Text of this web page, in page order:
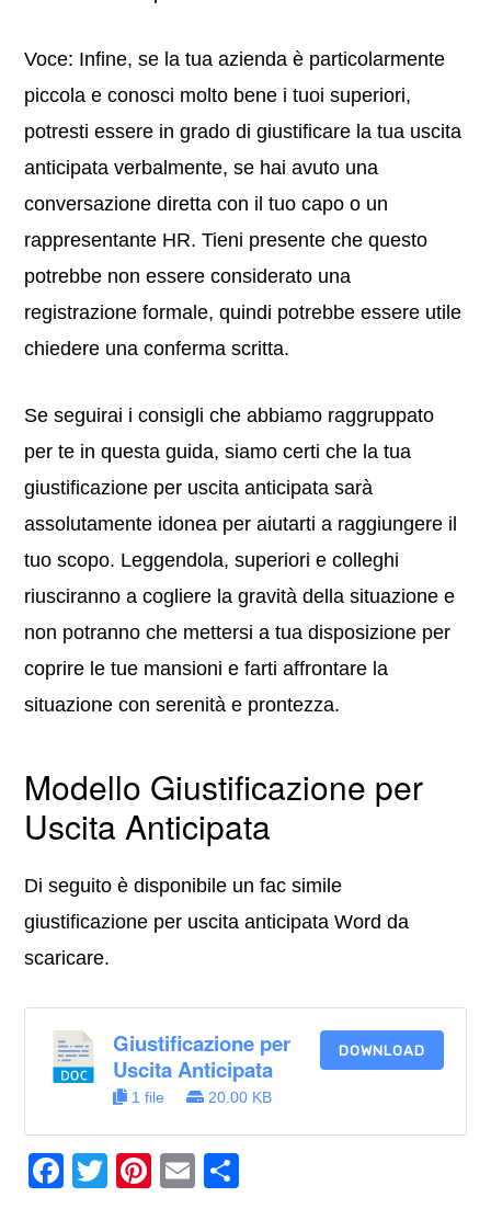
Voce: Infine, se la tua azienda è particolarmente
piccola e conosci molto bene i tuoi superiori,
potresti essere in grado di giustificare la tua uscita
anticipata verbalmente, se hai avuto una
conversazione diretta con il tuo capo o un
rappresentante HR. Tieni presente che questo
potrebbe non essere considerato una
registrazione formale, quindi potrebbe essere utile
chiedere una conferma scritta.
Se seguirai i consigli che abbiamo raggruppato
per te in questa guida, siamo certi che la tua
giustificazione per uscita anticipata sarà
assolutamente idonea per aiutarti a raggiungere il
tuo scopo. Leggendola, superiori e colleghi
riusciranno a cogliere la gravità della situazione e
non potranno che mettersi a tua disposizione per
coprire le tue mansioni e farti affrontare la
situazione con serenità e prontezza.
Modello Giustificazione per
Uscita Anticipata
Di seguito è disponibile un fac simile
giustificazione per uscita anticipata Word da
scaricare.
Giustificazione per
Uscita Anticipata
1 file 20.00 KB
DOWNLOAD
F
T
Pi
E